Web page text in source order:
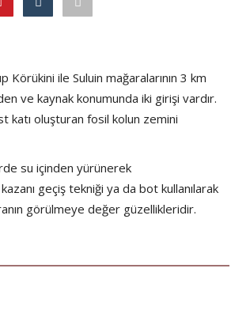
Körükini ile Suluin mağaralarının 3 km
ve kaynak konu­munda iki girişi vardır.
katı oluşturan fosil kolun zemini
su içinden yürünerek
geçiş tekniği ya da bot kullanılarak
görülmeye değer güzellikleridir.